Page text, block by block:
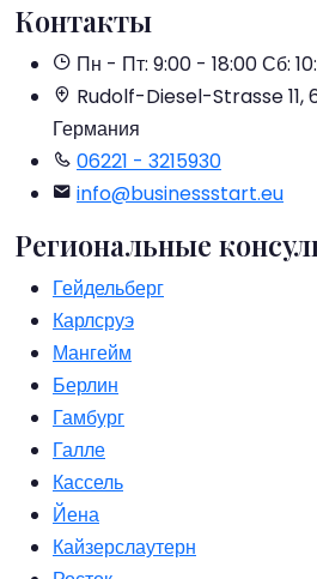
Контакты
Пн - Пт: 9:00 - 18:00Сб:
Rudolf-Diesel-Strasse 11,
Германия
06221 - 3215930
info@businessstart.eu
Региональные
Гейдельберг
Карлсруэ
Мангейм
Берлин
Гамбург
Галле
Кассель
Йена
Кайзерслаутерн